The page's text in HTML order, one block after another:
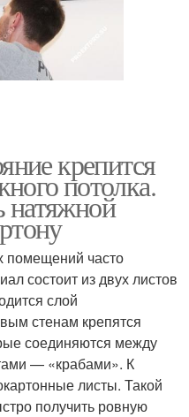
крепится
потолка.
помещений часто
состоит из двух листов
слой
стенам крепятся
соединяются между
— «крабами». К
листы. Такой
получить ровную